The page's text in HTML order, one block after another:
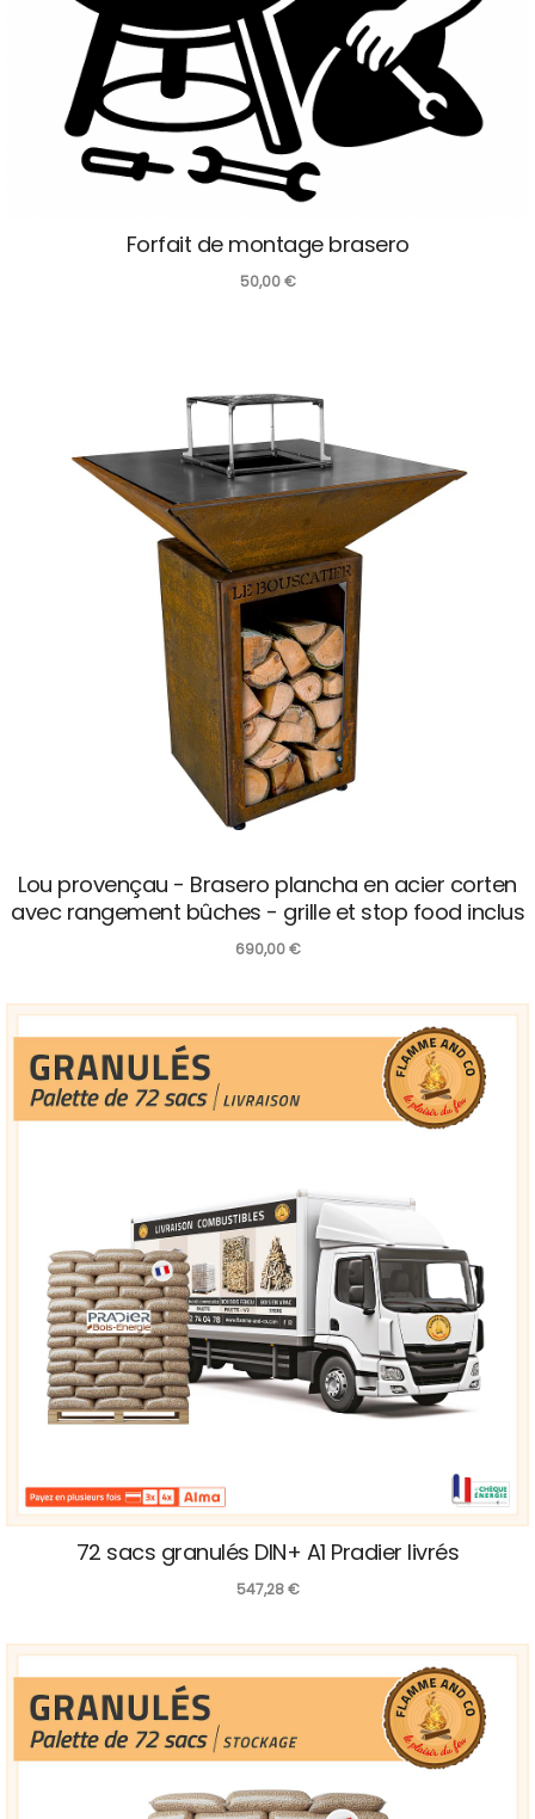
Forfait de montage brasero
50,00€
Lou provençau - Brasero plancha en acier corten
avec rangement bûches - grille et stop food inclus
690,00€
72 sacs granulés DIN+ A1 Pradier livrés
547,28€